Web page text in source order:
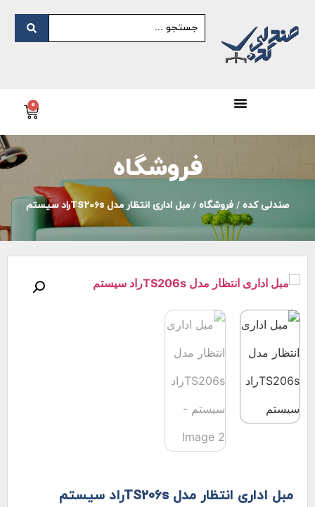
فروشگاه
صندلی کده/ فروشگاه/ مبل اداری انتظار مدل TS206sراد سیستم
مبل اداری انتظار مدل TS206sراد سیستم